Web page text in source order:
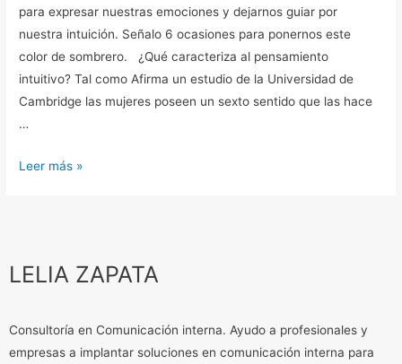
para expresar nuestras emociones y dejarnos guiar por
nuestra intuición. Señalo 6 ocasiones para ponernos este
color de sombrero. ¿Qué caracteriza al pensamiento
intuitivo? Tal como Afirma un estudio de la Universidad de
Cambridge las mujeres poseen un sexto sentido que las hace
…
Leer más »
LELIA ZAPATA
Consultoría en Comunicación interna. Ayudo a profesionales y
empresas a implantar soluciones en comunicación interna para